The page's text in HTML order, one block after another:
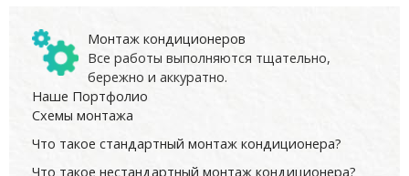
Монтаж кондиционеров
Все работы выполняются тщательно,
бережно и аккуратно.
Наше Портфолио
Схемы монтажа
Что такое стандартный монтаж кондиционера?
Что такое нестандартный монтаж кондиционера?